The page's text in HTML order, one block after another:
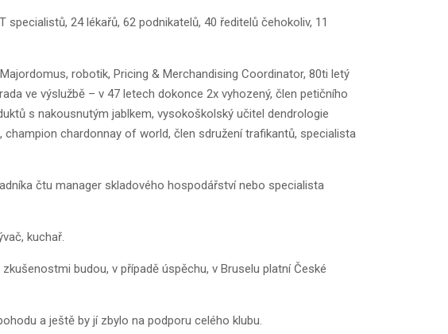
24 lékařů, 62 podnikatelů, 40 ředitelů čehokoliv, 11
robotik, Pricing & Merchandising Coordinator, 80ti letý
ve výslužbě – v 47 letech dokonce 2x vyhozený, člen petičního
s nakousnutým jablkem, vysokoškolský učitel dendrologie
chardonnay of world, člen sdružení trafikantů, specialista
čtu manager skladového hospodářství nebo specialista
kuchař.
budou, v případě úspěchu, v Bruselu platní České
a ještě by jí zbylo na podporu celého klubu.